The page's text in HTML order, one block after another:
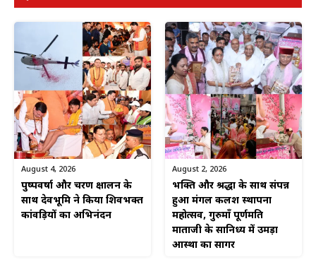
August 4, 2026
पुष्पवर्षा और चरण प्रक्षालन के
साथ देवभूमि ने किया शिवभक्त
कांवड़ियों का अभिनंदन
August 2, 2026
भक्ति और श्रद्धा के साथ संपन्न
हुआ मंगल कलश स्थापना
महोत्सव, गुरुमाँ पूर्णमति
माताजी के सानिध्य में उमड़ा
आस्था का सागर